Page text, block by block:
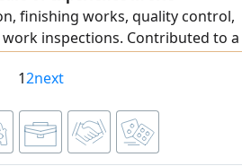
finishing works, quality control,
inspections. Contributed to a
valid Saudi driving license,
12next